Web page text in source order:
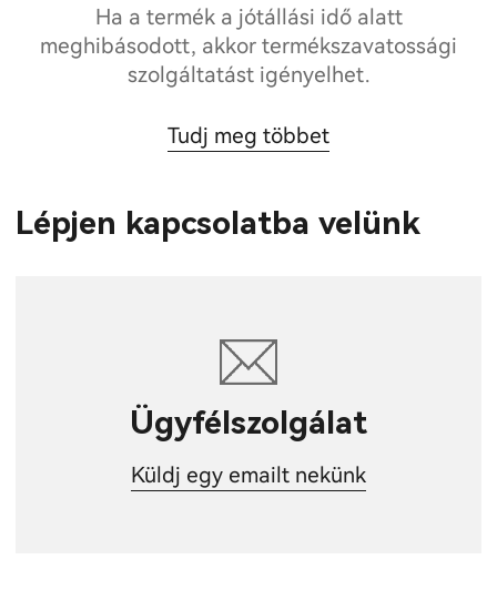
Ha a termék a jótállási idő alatt
meghibásodott, akkor termékszavatossági
szolgáltatást igényelhet.
Tudj meg többet
Lépjen kapcsolatba velünk
Ügyfélszolgálat
Küldj egy emailt nekünk